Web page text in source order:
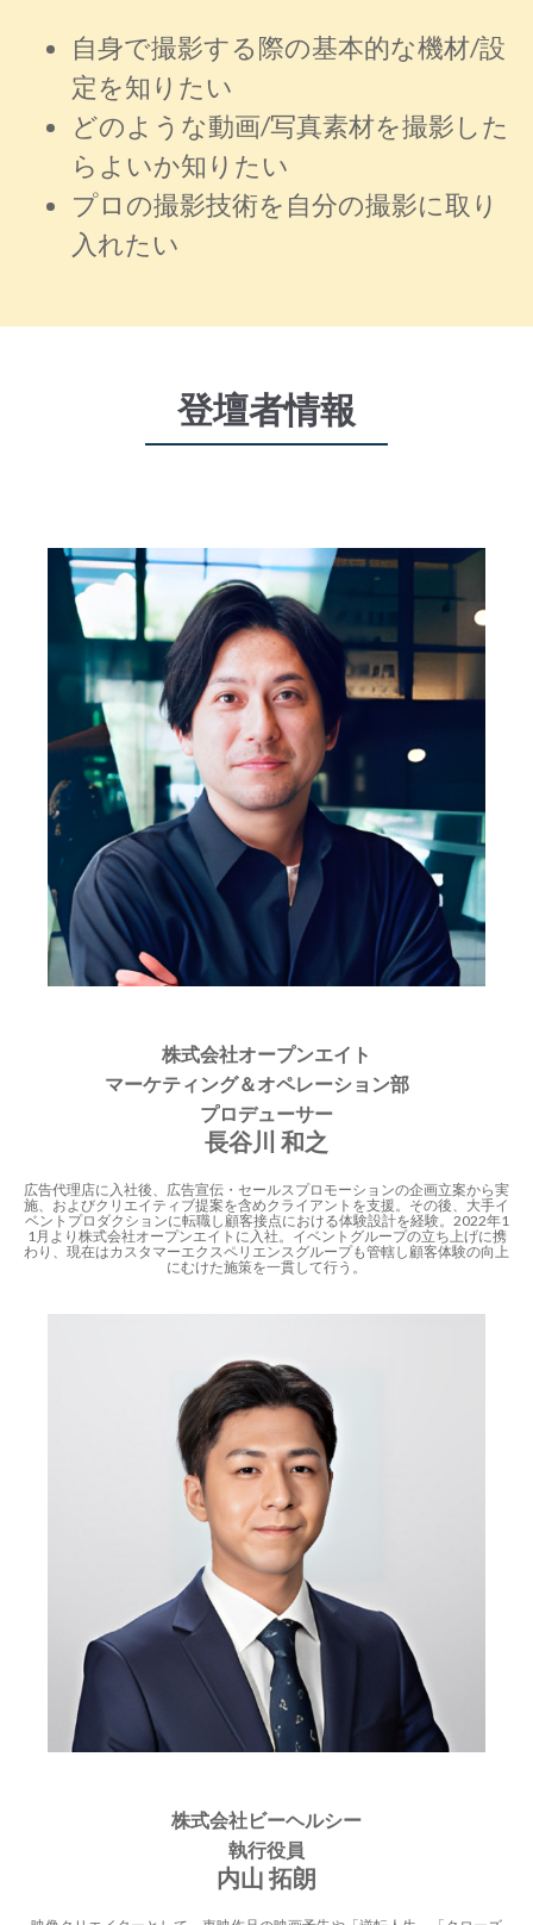
自身で撮影する際の基本的な機材/設
定を知りたい
どのような動画/写真素材を撮影した
らよいか知りたい
プロの撮影技術を自分の撮影に取り
入れたい
登壇者情報
株式会社オープンエイト
マーケティング＆オペレーション部
プロデューサー
長谷川 和之
広告代理店に入社後、広告宣伝・セールスプロモーションの企画立案から実
施、およびクリエイティブ提案を含めクライアントを支援。その後、大手イ
ベントプロダクションに転職し顧客接点における体験設計を経験。2022年1
1月より株式会社オープンエイトに入社。イベントグループの立ち上げに携
わり、現在はカスタマーエクスペリエンスグループも管轄し顧客体験の向上
にむけた施策を一貫して行う。
株式会社ビーヘルシー
執行役員
内山 拓朗